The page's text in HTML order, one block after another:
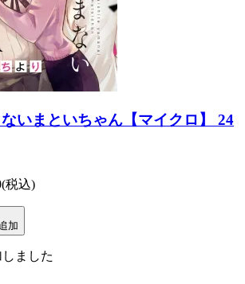
いまといちゃん【マイクロ】 24
(税込)
加
ました